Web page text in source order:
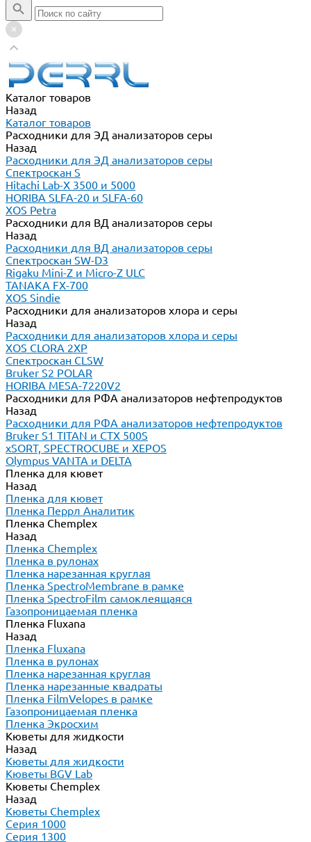
Каталог товаров
Назад
Каталог товаров
Расходники для ЭД анализаторов серы
Назад
Расходники для ЭД анализаторов серы
Спектроскан S
Hitachi Lab-X 3500 и 5000
HORIBA SLFA-20 и SLFA-60
XOS Petra
Расходники для ВД анализаторов серы
Назад
Расходники для ВД анализаторов серы
Спектроскан SW-D3
Rigaku Mini-Z и Micro-Z ULC
TANAKA FX-700
XOS Sindie
Расходники для анализаторов хлора и серы
Назад
Расходники для анализаторов хлора и серы
XOS CLORA 2XP
Спектроскан CLSW
Bruker S2 POLAR
HORIBA MESA-7220V2
Расходники для РФА анализаторов нефтепродуктов
Назад
Расходники для РФА анализаторов нефтепродуктов
Bruker S1 TITAN и CTX 500S
xSORT, SPECTROCUBE и XEPOS
Olympus VANTA и DELTA
Пленка для кювет
Назад
Пленка для кювет
Пленка Перрл Аналитик
Пленка Chemplex
Назад
Пленка Chemplex
Пленка в рулонах
Пленка нарезанная круглая
Пленка SpectroMembrane в рамке
Пленка SpectroFilm самоклеящаяся
Газопроницаемая пленка
Пленка Fluxana
Назад
Пленка Fluxana
Пленка в рулонах
Пленка нарезанная круглая
Пленка нарезанные квадраты
Пленка FilmVelopes в рамке
Газопроницаемая пленка
Пленка Экросхим
Кюветы для жидкости
Назад
Кюветы для жидкости
Кюветы BGV Lab
Кюветы Chemplex
Назад
Кюветы Chemplex
Серия 1000
Серия 1300